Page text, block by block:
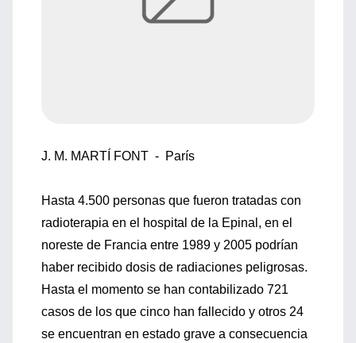
J. M. MARTÍ FONT - París
Hasta 4.500 personas que fueron tratadas con
radioterapia en el hospital de la Epinal, en el
noreste de Francia entre 1989 y 2005 podrían
haber recibido dosis de radiaciones peligrosas.
Hasta el momento se han contabilizado 721
casos de los que cinco han fallecido y otros 24
se encuentran en estado grave a consecuencia